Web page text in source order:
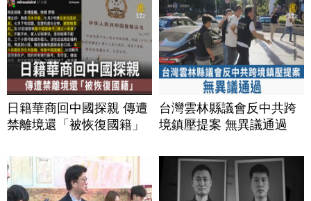
日籍華商回中國探親 傳遭
禁離境還「被恢復國籍」
台灣雲林縣議會反中共跨
境鎮壓提案 無異議通過